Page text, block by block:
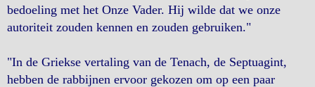
bedoeling met het Onze Vader. Hij wilde dat we onze
autoriteit zouden kennen en zouden gebruiken."
"In de Griekse vertaling van de Tenach, de Septuagint,
hebben de rabbijnen ervoor gekozen om op een paar